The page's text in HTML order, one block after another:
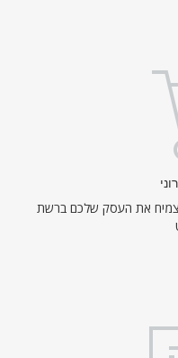
את העסק שלכם ברשת